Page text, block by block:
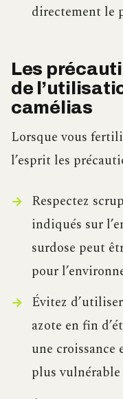
directement le
Les
de
camélias
Lorsque vous
l’esprit les
Respectez
indiqués sur
surdose peut
pour
Évitez
azote en fin
une croissance
plus